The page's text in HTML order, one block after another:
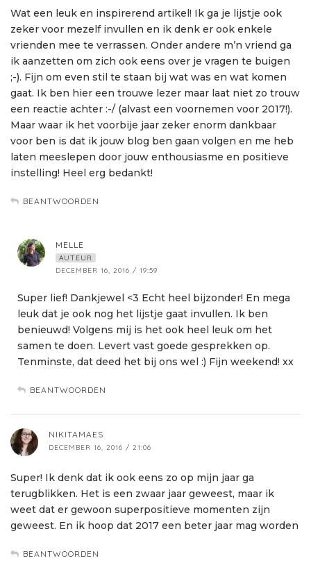
Wat een leuk en inspirerend artikel! Ik ga je lijstje ook
zeker voor mezelf invullen en ik denk er ook enkele
vrienden mee te verrassen. Onder andere m’n vriend ga
ik aanzetten om zich ook eens over je vragen te buigen
;-). Fijn om even stil te staan bij wat was en wat komen
gaat. Ik ben hier een trouwe lezer maar laat niet zo trouw
een reactie achter :-/ (alvast een voornemen voor 2017!).
Maar waar ik het voorbije jaar zeker enorm dankbaar
voor ben is dat ik jouw blog ben gaan volgen en me heb
laten meeslepen door jouw enthousiasme en positieve
instelling! Heel erg bedankt!
BEANTWOORDEN
MELLE
AUTEUR
DECEMBER 16, 2016 / 19:59
Super lief! Dankjewel <3 Echt heel bijzonder! En mega
leuk dat je ook nog het lijstje gaat invullen. Ik ben
benieuwd! Volgens mij is het ook heel leuk om het
samen te doen. Levert vast goede gesprekken op.
Tenminste, dat deed het bij ons wel :) Fijn weekend! xx
BEANTWOORDEN
NIKITAMAES
DECEMBER 16, 2016 / 21:06
Super! Ik denk dat ik ook eens zo op mijn jaar ga
terugblikken. Het is een zwaar jaar geweest, maar ik
weet dat er gewoon superpositieve momenten zijn
geweest. En ik hoop dat 2017 een beter jaar mag worden
BEANTWOORDEN